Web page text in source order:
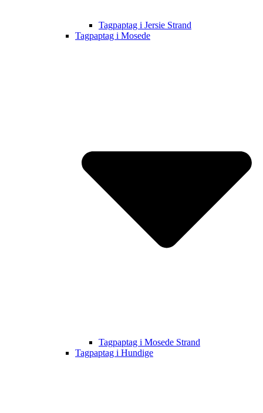
Tagpaptag i Jersie Strand
Tagpaptag i Mosede
Tagpaptag i Mosede Strand
Tagpaptag i Hundige